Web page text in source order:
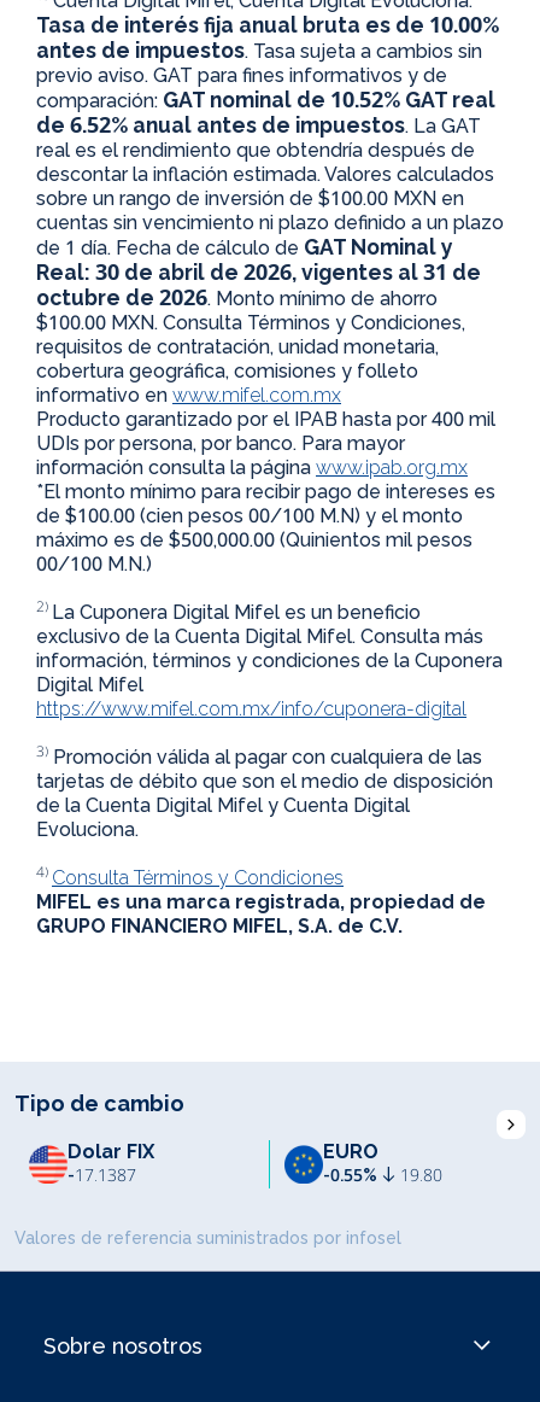
Tasa de interés fija anual bruta es de 10.00%
antes de impuestos. Tasa sujeta a cambios sin
previo aviso. GAT para fines informativos y de
comparación: GAT nominal de 10.52% GAT real
de 6.52% anual antes de impuestos. La GAT
real es el rendimiento que obtendría después de
descontar la inflación estimada. Valores calculados
sobre un rango de inversión de $100.00 MXN en
cuentas sin vencimiento ni plazo definido a un plazo
de 1 día. Fecha de cálculo de GAT Nominal y
Real: 30 de abril de 2026, vigentes al 31 de
octubre de 2026. Monto mínimo de ahorro
$100.00 MXN. Consulta Términos y Condiciones,
requisitos de contratación, unidad monetaria,
cobertura geográfica, comisiones y folleto
informativo en www.mifel.com.mx
Producto garantizado por el IPAB hasta por 400 mil
UDIs por persona, por banco. Para mayor
información consulta la página www.ipab.org.mx
*El monto mínimo para recibir pago de intereses es
de $100.00 (cien pesos 00/100 M.N) y el monto
máximo es de $500,000.00 (Quinientos mil pesos
00/100 M.N.)
2) La Cuponera Digital Mifel es un beneficio
exclusivo de la Cuenta Digital Mifel. Consulta más
información, términos y condiciones de la Cuponera
Digital Mifel
https://www.mifel.com.mx/info/cuponera-digital
3) Promoción válida al pagar con cualquiera de las
tarjetas de débito que son el medio de disposición
de la Cuenta Digital Mifel y Cuenta Digital
Evoluciona.
4) Consulta Términos y Condiciones
MIFEL es una marca registrada, propiedad de
GRUPO FINANCIERO MIFEL, S.A. de C.V.
Tipo de cambio
Dolar FIX
-17.1387
EURO
-0.55% 19.80
Valores de referencia suministrados por infosel
Sobre nosotros